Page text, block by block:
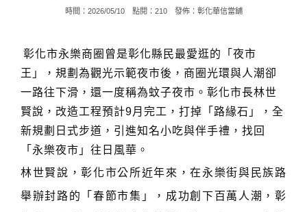
時間：2026/05/10 點閱：210 發佈： 彰化華信當舖
彰化市永樂商圈曾是彰化縣民最愛逛的「夜市
王」，規劃為觀光示範夜市後，商圈光環與人潮卻
一路往下滑，還一度稱為蚊子夜市。彰化市長林世
賢說，改造工程預計9月完工，打掉「路緣石」，全
新規劃日式步道，引進知名小吃與伴手禮，找回
「永樂夜市」往日風華。
林世賢說，彰化市公所近年來，在永樂街與民族路
舉辦封路的「春節市集」，成功創下百萬人潮，彰